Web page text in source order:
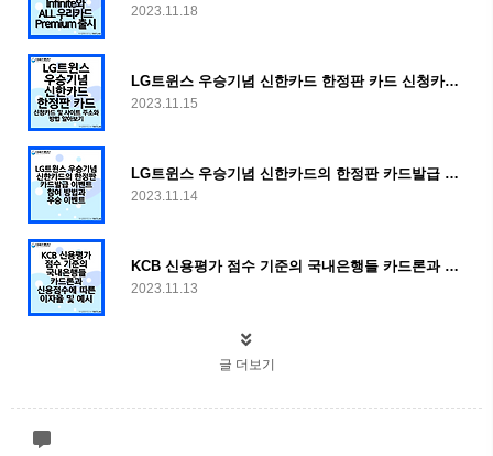
2023.11.18
LG트윈스 우승기념 신한카드 한정판 카드 신청카드 및 사이트 주소와 방법 알아보기
2023.11.15
LG트윈스 우승기념 신한카드의 한정판 카드발급 이벤트 참여 방법과 우승 이벤트 (신청방법 추가!)
2023.11.14
KCB 신용평가 점수 기준의 국내은행들 카드론과 신용점수에 따른 이자율 및 예시
2023.11.13
글 더보기